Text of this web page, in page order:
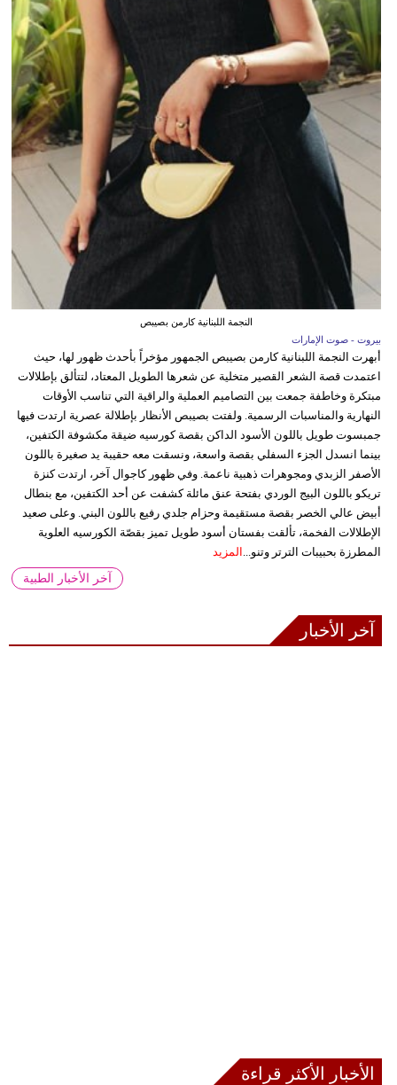
النجمة اللبنانية كارمن بصيبص
بيروت - صوت الإمارات
أبهرت النجمة اللبنانية كارمن بصيبص الجمهور مؤخراً بأحدث ظهور لها، حيث
اعتمدت قصة الشعر القصير متخلية عن شعرها الطويل المعتاد، لتتألق بإطلالات
مبتكرة وخاطفة جمعت بين التصاميم العملية والراقية التي تناسب الأوقات
النهارية والمناسبات الرسمية. ولفتت بصيبص الأنظار بإطلالة عصرية ارتدت فيها
جمبسوت طويل باللون الأسود الداكن بقصة كورسيه ضيقة مكشوفة الكتفين،
بينما انسدل الجزء السفلي بقصة واسعة، ونسقت معه حقيبة يد صغيرة باللون
الأصفر الزبدي ومجوهرات ذهبية ناعمة. وفي ظهور كاجوال آخر، ارتدت كنزة
تريكو باللون البيج الوردي بفتحة عنق مائلة كشفت عن أحد الكتفين، مع بنطال
أبيض عالي الخصر بقصة مستقيمة وحزام جلدي رفيع باللون البني. وعلى صعيد
الإطلالات الفخمة، تألقت بفستان أسود طويل تميز بقصّة الكورسيه العلوية
المطرزة بحبيبات الترتر وتنو... المزيد
آخر الأخبار الطبية
آخر الأخبار
الأخبار الأكثر قراءة